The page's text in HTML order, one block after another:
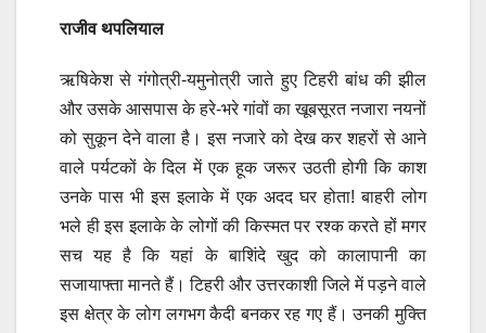
राजीव थपलियाल
ऋषिकेश से गंगोत्री-यमुनोत्री जाते हुए टिहरी बांध की झील
और उसके आसपास के हरे-भरे गांवों का खूबसूरत नजारा नयनों
को सुकून देने वाला है। इस नजारे को देख कर शहरों से आने
वाले पर्यटकों के दिल में एक हूक जरूर उठती होगी कि काश
उनके पास भी इस इलाके में एक अदद घर होता! बाहरी लोग
भले ही इस इलाके के लोगों की किस्मत पर रश्क करते हों मगर
सच यह है कि यहां के बाशिंदे खुद को कालापानी का
सजायाफ्ता मानते हैं। टिहरी और उत्तरकाशी जिले में पड़ने वाले
इस क्षेत्र के लोग लगभग कैदी बनकर रह गए हैं। उनकी मुक्ति